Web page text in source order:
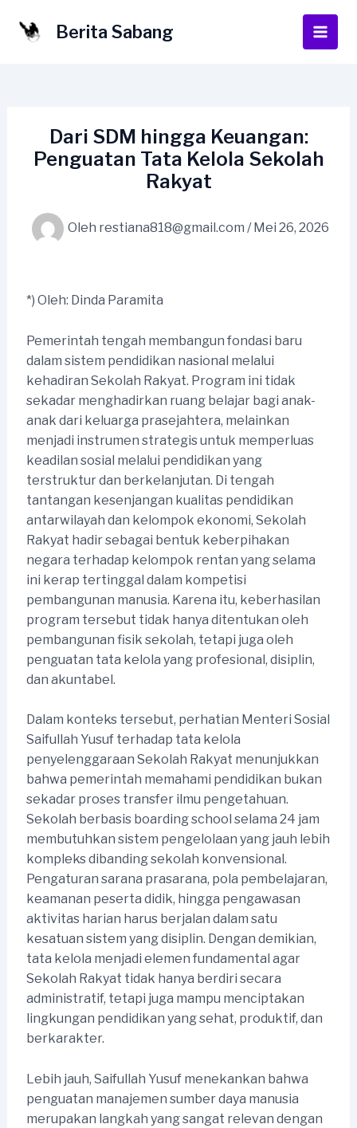
Berita Sabang
Main
Dari SDM hingga Keuangan:
Penguatan Tata Kelola Sekolah
Rakyat
Oleh restiana818@gmail.com / Mei 26, 2026
*) Oleh: Dinda Paramita
Pemerintah tengah membangun fondasi baru
dalam sistem pendidikan nasional melalui
kehadiran Sekolah Rakyat. Program ini tidak
sekadar menghadirkan ruang belajar bagi anak-
anak dari keluarga prasejahtera, melainkan
menjadi instrumen strategis untuk memperluas
keadilan sosial melalui pendidikan yang
terstruktur dan berkelanjutan. Di tengah
tantangan kesenjangan kualitas pendidikan
antarwilayah dan kelompok ekonomi, Sekolah
Rakyat hadir sebagai bentuk keberpihakan
negara terhadap kelompok rentan yang selama
ini kerap tertinggal dalam kompetisi
pembangunan manusia. Karena itu, keberhasilan
program tersebut tidak hanya ditentukan oleh
pembangunan fisik sekolah, tetapi juga oleh
penguatan tata kelola yang profesional, disiplin,
dan akuntabel.
Dalam konteks tersebut, perhatian Menteri Sosial
Saifullah Yusuf terhadap tata kelola
penyelenggaraan Sekolah Rakyat menunjukkan
bahwa pemerintah memahami pendidikan bukan
sekadar proses transfer ilmu pengetahuan.
Sekolah berbasis boarding school selama 24 jam
membutuhkan sistem pengelolaan yang jauh lebih
kompleks dibanding sekolah konvensional.
Pengaturan sarana prasarana, pola pembelajaran,
keamanan peserta didik, hingga pengawasan
aktivitas harian harus berjalan dalam satu
kesatuan sistem yang disiplin. Dengan demikian,
tata kelola menjadi elemen fundamental agar
Sekolah Rakyat tidak hanya berdiri secara
administratif, tetapi juga mampu menciptakan
lingkungan pendidikan yang sehat, produktif, dan
berkarakter.
Lebih jauh, Saifullah Yusuf menekankan bahwa
penguatan manajemen sumber daya manusia
merupakan langkah yang sangat relevan dengan